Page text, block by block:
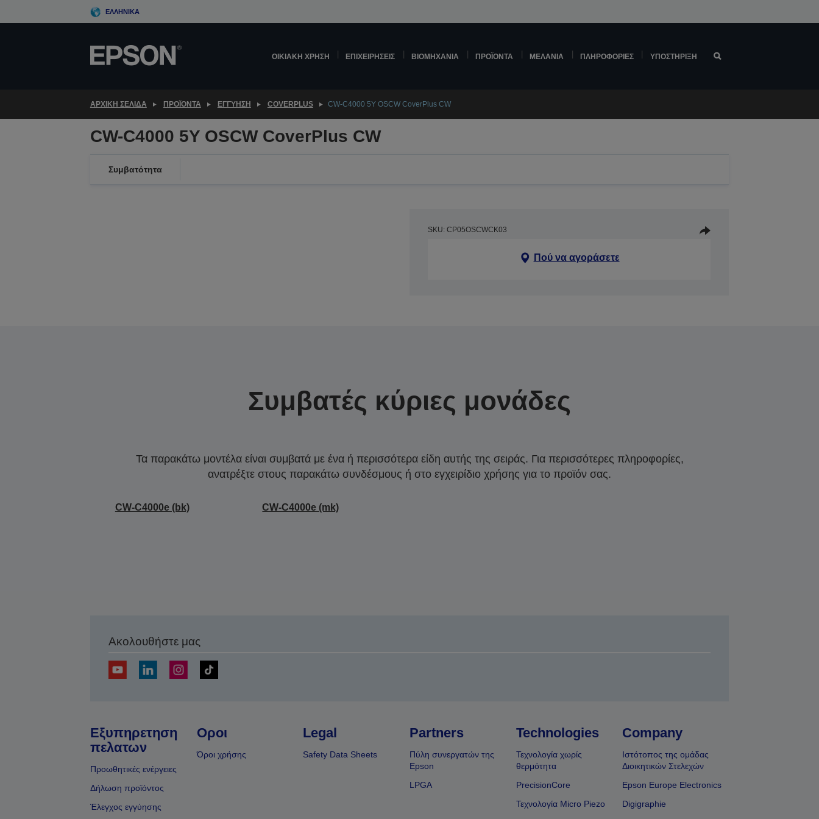
to
ΕΛΛΗΝΙΚΆ
ΟΙΚΙΑΚΉ ΧΡΉΣΗ ΕΠΙΧΕΙΡΉΣΕΙΣ ΒΙΟΜΗΧΑΝΊΑ ΠΡΟΪΌΝΤΑ ΜΕΛΆΝΙΑ ΠΛΗΡΟΦΟΡΊΕΣ ΥΠΟΣΤΉΡΙΞΗ
ΑΡΧΙΚΗ ΣΕΛΙΔΑ ΠΡΟΪΌΝΤΑ ΕΓΓΎΗΣΗ COVERPLUS CW-C4000 5Y OSCW CoverPlus CW
CW-C4000 5Y OSCW CoverPlus CW
Συμβατότητα
SKU: CP05OSCWCK03
Πού να αγοράσετε
Συμβατές κύριες μονάδες
Τα παρακάτω μοντέλα είναι συμβατά με ένα ή περισσότερα είδη αυτής της σειράς. Για περισσότερες πληροφορίες,
ανατρέξτε στους παρακάτω συνδέσμους ή στο εγχειρίδιο χρήσης για το προϊόν σας.
CW-C4000e (bk) CW-C4000e (mk)
Ακολουθήστε μας
Εξυπηρετηση
πελατων
Προωθητικές ενέργειες
Δήλωση προϊόντος
Έλεγχος εγγύησης
Οροι
Όροι χρήσης
Legal
Safety Data Sheets
Partners
Πύλη συνεργατών της
Epson
LPGA
Technologies
Τεχνολογία χωρίς
θερμότητα
PrecisionCore
Τεχνολογία Micro Piezo
Company
Ιστότοπος της ομάδας
Διοικητικών Στελεχών
Epson Europe Electronics
Digigraphie